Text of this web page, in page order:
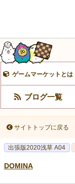
ゲームマーケットとは
ブログ一覧
サイトトップに戻る
出張版2020浅草 A04
DOMINA